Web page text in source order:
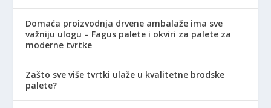
Domaća proizvodnja drvene ambalaže ima sve
važniju ulogu – Fagus palete i okviri za palete za
moderne tvrtke
Zašto sve više tvrtki ulaže u kvalitetne brodske
palete?